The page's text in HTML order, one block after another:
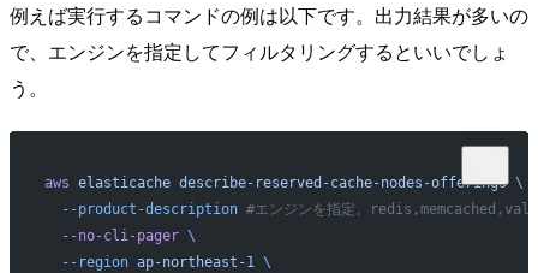
例えば実行するコマンドの例は以下です。出力結果が多いの
で、エンジンを指定してフィルタリングするといいでしょ
う。
aws elasticache describe-reserved-cache-nodes-offerings \
  --product-description
#エンジンを指定。
  --no-cli-pager
\
  --region
ap-northeast-1 \